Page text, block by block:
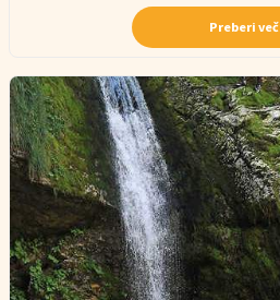
Preberi več